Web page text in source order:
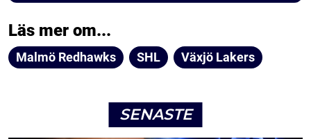
Läs mer om...
Malmö Redhawks SHL Växjö Lakers
SENASTE